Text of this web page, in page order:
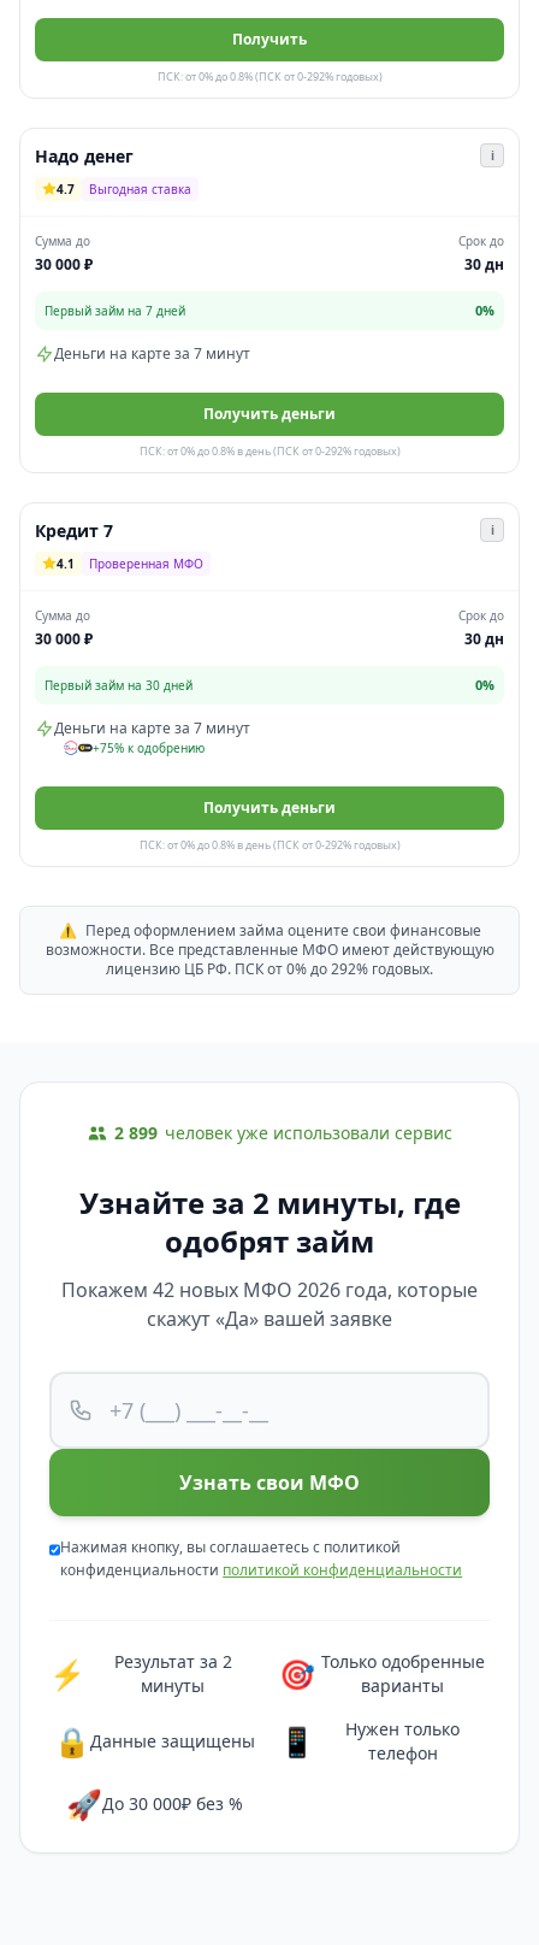
Получить
ПСК: от 0% до 0.8% (ПСК от 0-292% годовых)
Надо денег
i
4.7
Выгодная ставка
Сумма до
30 000 ₽
Срок до
30 дн
Первый займ на 7 дней 0%
Деньги на карте за 7 минут
Получить деньги
ПСК: от 0% до 0.8% в день (ПСК от 0-292% годовых)
Кредит 7
i
4.1
Проверенная МФО
Сумма до
30 000 ₽
Срок до
30 дн
Первый займ на 30 дней 0%
Деньги на карте за 7 минут
+75% к одобрению
Получить деньги
ПСК: от 0% до 0.8% в день (ПСК от 0-292% годовых)
⚠️ Перед оформлением займа оцените свои финансовые
возможности. Все представленные МФО имеют действующую
лицензию ЦБ РФ. ПСК от 0% до 292% годовых.
2 899 человек уже использовали сервис
Узнайте за 2 минуты, где
одобрят займ
Покажем 42 новых МФО 2026 года, которые
скажут «Да» вашей заявке
Узнать свои МФО
Нажимая кнопку, вы соглашаетесь с политикой
конфиденциальности политикой конфиденциальности
⚡
Результат за 2
минуты
🎯 Только одобренные
варианты
🔒 Данные защищены 📱
Нужен только
телефон
🚀До 30 000₽ без %